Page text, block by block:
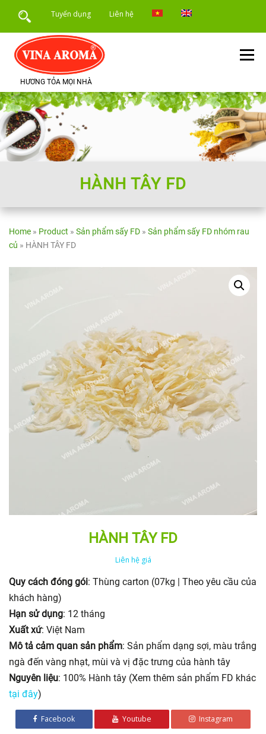
Tuyển dụng Liên hệ
HƯƠNG TỎA MỌI NHÀ
Menu
TRANG CHỦ GIỚI THIỆU SẢN PHẨM
DỊCH VỤ TIN TỨC
HÀNH TÂY FD
Home » Product » Sản phẩm sấy FD » Sản phẩm sấy FD nhóm rau
củ » HÀNH TÂY FD
HÀNH TÂY FD
Liên hệ giá
Quy cách đóng gói: Thùng carton (07kg | Theo yêu cầu của
khách hàng)
Hạn sử dụng: 12 tháng
Xuất xứ: Việt Nam
Mô tả cảm quan sản phẩm: Sản phẩm dạng sợi, màu trắng
ngà đến vàng nhạt, mùi và vị đặc trưng của hành tây
Nguyên liệu: 100% Hành tây (Xem thêm sản phẩm FD khác
tại đây)
Facebook Youtube Instagram